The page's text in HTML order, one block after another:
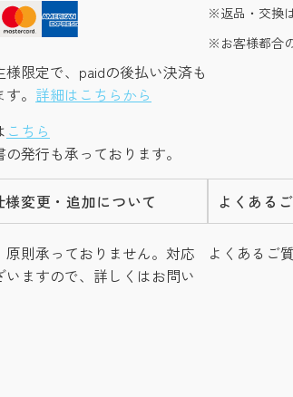
限定で、paidの後払い決済も
。 詳細はこちらから
こちら
発行も承っております。
返品・交換
お客様都合
変更・追加について
則承っておりません。対応
ますので、詳しくはお問い
よくある
よくあるご